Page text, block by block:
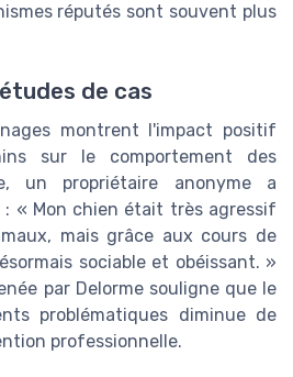
réputés sont souvent plus
de cas
montrent l'impact positif
sur le comportement des
un propriétaire anonyme a
« Mon chien était très agressif
mais grâce aux cours de
sociable et obéissant. »
par Delorme souligne que le
problématiques diminue de
professionnelle.